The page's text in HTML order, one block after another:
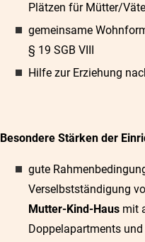
Plätzen für Mütter/
gemeinsame
§ 19 SGB VIII
Hilfe zur Erziehung
Besondere Stärken der
gute
Verselbstständigung
Mutter-Kind-Haus mit
Doppelapartments